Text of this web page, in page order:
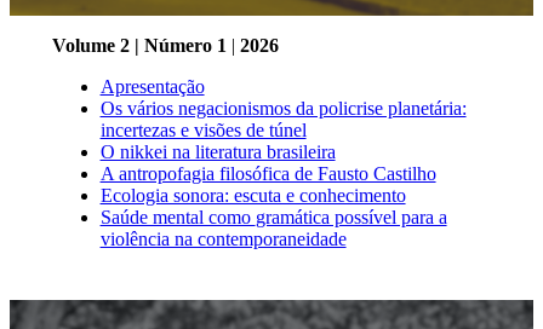
Volume 2 | Número 1 | 2026
Apresentação
Os vários negacionismos da policrise planetária:
incertezas e visões de túnel
O nikkei na literatura brasileira
A antropofagia filosófica de Fausto Castilho
Ecologia sonora: escuta e conhecimento
Saúde mental como gramática possível para a
violência na contemporaneidade